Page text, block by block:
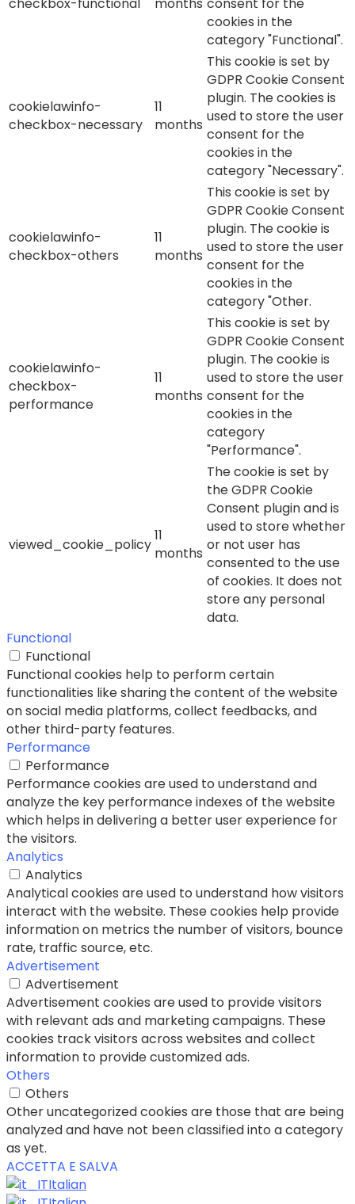
cookies in the
category "Functional".
cookielawinfo-
checkbox-necessary
11
months
This cookie is set by
GDPR Cookie Consent
plugin. The cookies is
used to store the user
consent for the
cookies in the
category "Necessary".
cookielawinfo-
checkbox-others
11
months
This cookie is set by
GDPR Cookie Consent
plugin. The cookie is
used to store the user
consent for the
cookies in the
category "Other.
cookielawinfo-
checkbox-
performance
11
months
This cookie is set by
GDPR Cookie Consent
plugin. The cookie is
used to store the user
consent for the
cookies in the
category
"Performance".
viewed_cookie_policy
11
months
The cookie is set by
the GDPR Cookie
Consent plugin and is
used to store whether
or not user has
consented to the use
of cookies. It does not
store any personal
data.
Functional
Functional
Functional cookies help to perform certain
functionalities like sharing the content of the website
on social media platforms, collect feedbacks, and
other third-party features.
Performance
Performance
Performance cookies are used to understand and
analyze the key performance indexes of the website
which helps in delivering a better user experience for
the visitors.
Analytics
Analytics
Analytical cookies are used to understand how visitors
interact with the website. These cookies help provide
information on metrics the number of visitors, bounce
rate, traffic source, etc.
Advertisement
Advertisement
Advertisement cookies are used to provide visitors
with relevant ads and marketing campaigns. These
cookies track visitors across websites and collect
information to provide customized ads.
Others
Others
Other uncategorized cookies are those that are being
analyzed and have not been classified into a category
as yet.
ACCETTA E SALVA
Italian